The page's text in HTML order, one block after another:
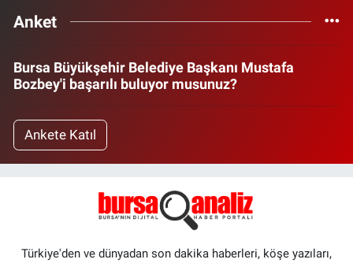
Anket
Bursa Büyükşehir Belediye Başkanı Mustafa
Bozbey'i başarılı buluyor musunuz?
Ankete Katıl
Türkiye'den ve dünyadan son dakika haberleri, köşe yazıları,